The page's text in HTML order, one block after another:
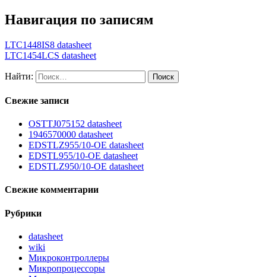
Навигация по записям
LTC1448IS8 datasheet
LTC1454LCS datasheet
Найти:
Свежие записи
OSTTJ075152 datasheet
1946570000 datasheet
EDSTLZ955/10-OE datasheet
EDSTL955/10-OE datasheet
EDSTLZ950/10-OE datasheet
Свежие комментарии
Рубрики
datasheet
wiki
Микроконтроллеры
Микропроцессоры